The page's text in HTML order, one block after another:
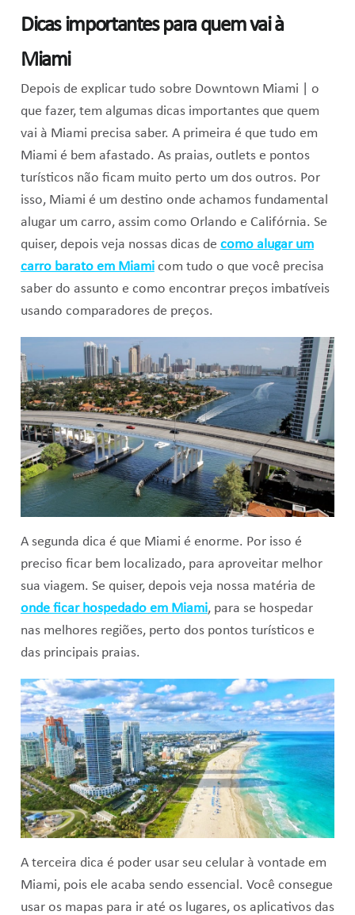
Dicas importantes para quem vai à
Miami
Depois de explicar tudo sobre Downtown Miami | o
que fazer, tem algumas dicas importantes que quem
vai à Miami precisa saber. A primeira é que tudo em
Miami é bem afastado. As praias, outlets e pontos
turísticos não ficam muito perto um dos outros. Por
isso, Miami é um destino onde achamos fundamental
alugar um carro, assim como Orlando e Califórnia. Se
quiser, depois veja nossas dicas de como alugar um
carro barato em Miami com tudo o que você precisa
saber do assunto e como encontrar preços imbatíveis
usando comparadores de preços.
A segunda dica é que Miami é enorme. Por isso é
preciso ficar bem localizado, para aproveitar melhor
sua viagem. Se quiser, depois veja nossa matéria de
onde ficar hospedado em Miami, para se hospedar
nas melhores regiões, perto dos pontos turísticos e
das principais praias.
A terceira dica é poder usar seu celular à vontade em
Miami, pois ele acaba sendo essencial. Você consegue
usar os mapas para ir até os lugares, os aplicativos das